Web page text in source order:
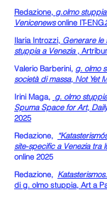
Redazione, g.olmo
Venicenewsonline IT-ENG
Ilaria Introzzi, Generare le
stuppia a Venezia,
Valerio Barberini, g. olmo
società di massa, Not Yet
Irini Maga, g. olmo
Spuma Space for Art,
2025
Redazione,
site-specific a Venezia tra
online 2025
Redazione,
di g. olmo stuppia, Art a